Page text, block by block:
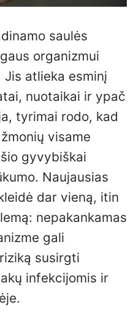
saulės
organizmui
atlieka esminį
nuotaikai ir ypač
tyrimai rodo, kad
visame
gyvybiškai
Naujausias
dar vieną, itin
nepakankamas
gali
susirgti
infekcijomis ir